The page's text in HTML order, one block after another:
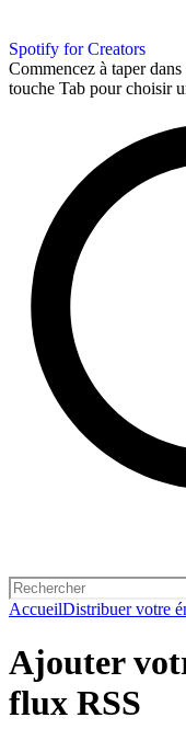
Spotify for Creators
Commencez à taper
touche Tab pour choisir
AccueilDistribuer votre
Ajouter
flux RSS